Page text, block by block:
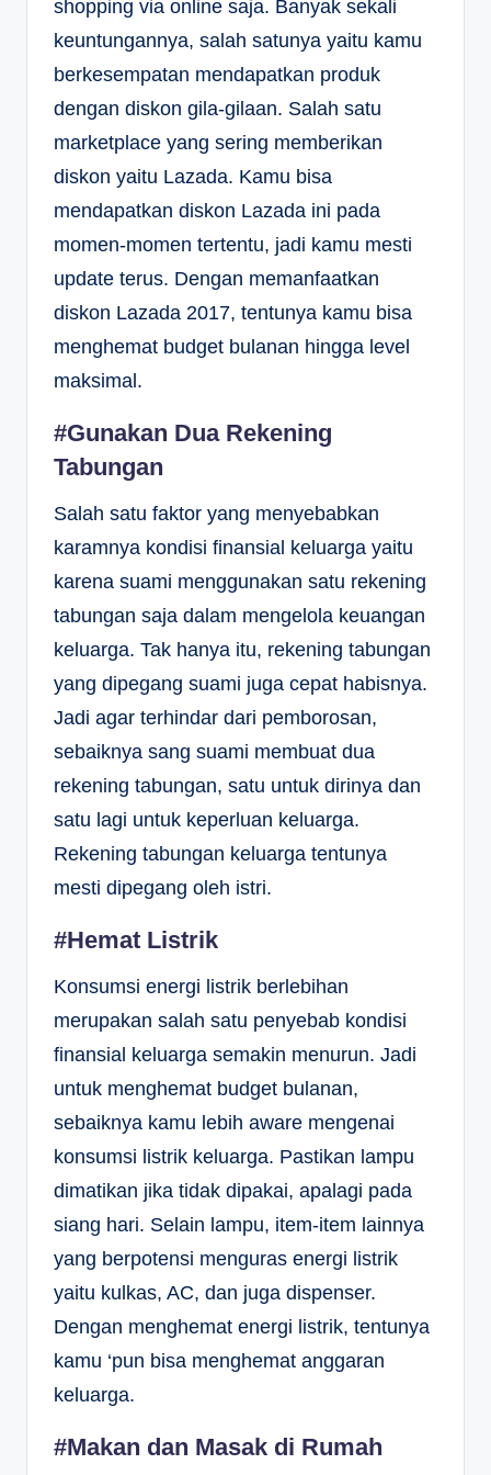
shopping via online saja. Banyak sekali
keuntungannya, salah satunya yaitu kamu
berkesempatan mendapatkan produk
dengan diskon gila-gilaan. Salah satu
marketplace yang sering memberikan
diskon yaitu Lazada. Kamu bisa
mendapatkan diskon Lazada ini pada
momen-momen tertentu, jadi kamu mesti
update terus. Dengan memanfaatkan
diskon Lazada 2017, tentunya kamu bisa
menghemat budget bulanan hingga level
maksimal.
#Gunakan Dua Rekening
Tabungan
Salah satu faktor yang menyebabkan
karamnya kondisi finansial keluarga yaitu
karena suami menggunakan satu rekening
tabungan saja dalam mengelola keuangan
keluarga. Tak hanya itu, rekening tabungan
yang dipegang suami juga cepat habisnya.
Jadi agar terhindar dari pemborosan,
sebaiknya sang suami membuat dua
rekening tabungan, satu untuk dirinya dan
satu lagi untuk keperluan keluarga.
Rekening tabungan keluarga tentunya
mesti dipegang oleh istri.
#Hemat Listrik
Konsumsi energi listrik berlebihan
merupakan salah satu penyebab kondisi
finansial keluarga semakin menurun. Jadi
untuk menghemat budget bulanan,
sebaiknya kamu lebih aware mengenai
konsumsi listrik keluarga. Pastikan lampu
dimatikan jika tidak dipakai, apalagi pada
siang hari. Selain lampu, item-item lainnya
yang berpotensi menguras energi listrik
yaitu kulkas, AC, dan juga dispenser.
Dengan menghemat energi listrik, tentunya
kamu ‘pun bisa menghemat anggaran
keluarga.
#Makan dan Masak di Rumah